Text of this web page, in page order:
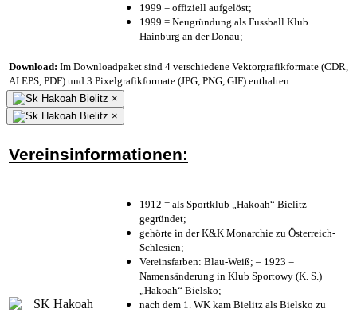
1999 = offiziell aufgelöst;
1999 = Neugründung als Fussball Klub
Hainburg an der Donau;
Download: Im Downloadpaket sind 4 verschiedene Vektorgrafikformate (CDR,
AI EPS, PDF) und 3 Pixelgrafikformate (JPG, PNG, GIF) enthalten.
×
×
Vereinsinformationen:
1912 = als Sportklub „Hakoah“ Bielitz
gegründet;
gehörte in der K&K Monarchie zu Österreich-
Schlesien;
Vereinsfarben: Blau-Weiß; – 1923 =
Namensänderung in Klub Sportowy (K. S.)
„Hakoah“ Bielsko;
nach dem 1. WK kam Bielitz als Bielsko zu